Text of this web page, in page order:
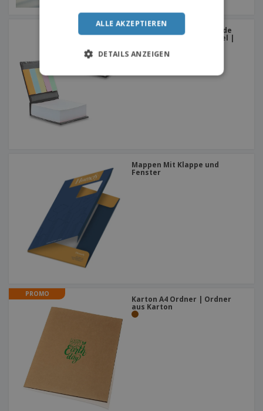
Glatte und selbstklebende
glänzende Pappschachtel |
Mappen Mit Klappe und
Fenster
PROMO
Karton A4 Ordner | Ordner
aus Karton
ALLE AKZEPTIEREN
DETAILS ANZEIGEN